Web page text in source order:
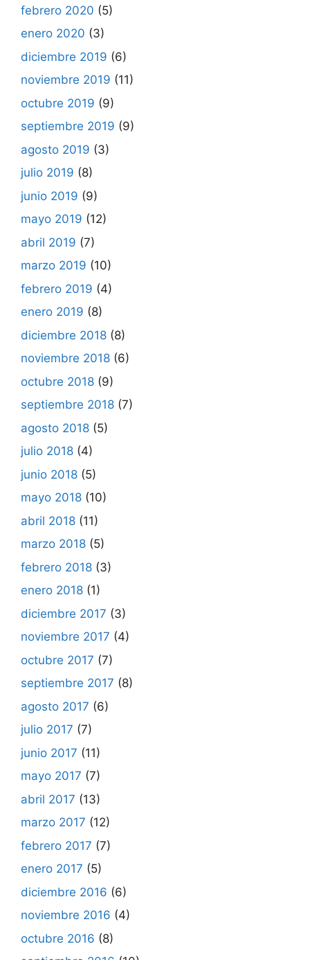
febrero 2020 (5)
enero 2020 (3)
diciembre 2019 (6)
noviembre 2019 (11)
octubre 2019 (9)
septiembre 2019 (9)
agosto 2019 (3)
julio 2019 (8)
junio 2019 (9)
mayo 2019 (12)
abril 2019 (7)
marzo 2019 (10)
febrero 2019 (4)
enero 2019 (8)
diciembre 2018 (8)
noviembre 2018 (6)
octubre 2018 (9)
septiembre 2018 (7)
agosto 2018 (5)
julio 2018 (4)
junio 2018 (5)
mayo 2018 (10)
abril 2018 (11)
marzo 2018 (5)
febrero 2018 (3)
enero 2018 (1)
diciembre 2017 (3)
noviembre 2017 (4)
octubre 2017 (7)
septiembre 2017 (8)
agosto 2017 (6)
julio 2017 (7)
junio 2017 (11)
mayo 2017 (7)
abril 2017 (13)
marzo 2017 (12)
febrero 2017 (7)
enero 2017 (5)
diciembre 2016 (6)
noviembre 2016 (4)
octubre 2016 (8)